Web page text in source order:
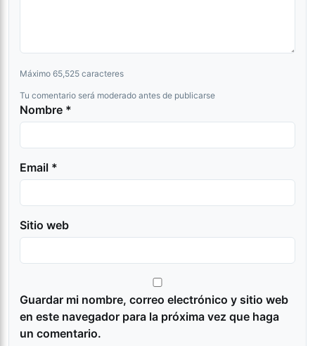
Máximo 65,525 caracteres
Tu comentario será moderado antes de publicarse
Nombre *
Email *
Sitio web
Guardar mi nombre, correo electrónico y sitio web
en este navegador para la próxima vez que haga
un comentario.